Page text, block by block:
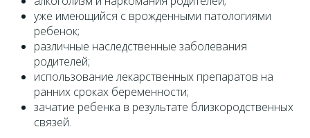
уже имеющийся с врожденными патологиями
ребенок;
различные наследственные заболевания
родителей;
использование лекарственных препаратов на
ранних сроках беременности;
зачатие ребенка в результате близкородственных
связей.